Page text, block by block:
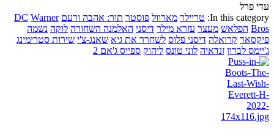
עדי פרל
In this category: טריילר מארוול פוסטר תור: אהבה ורעם DC Warner
Bros הפלאש מעצר עזרא מילר דיסני האלמנה השחורה לוקה נשמה
פיקסאר קרואלה דיסני פלוס לשחרר את גיא שאנג-צ'י שירות סטרימינג
ג'יימס לברון זנדאיה לוני טונס ליהוק ספייס ג'אם 2